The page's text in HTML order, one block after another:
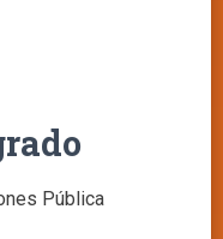
Pública